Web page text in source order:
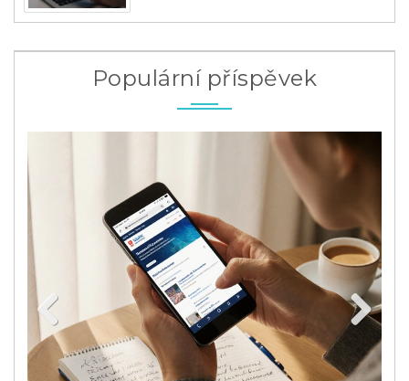
Populární příspěvek
Previous Next